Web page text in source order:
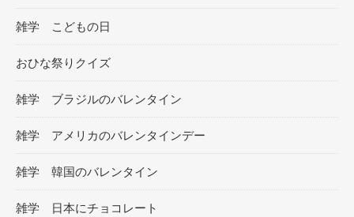
雑学 こどもの日
おひな祭りクイズ
雑学 ブラジルのバレンタイン
雑学 アメリカのバレンタインデー
雑学 韓国のバレンタイン
雑学 日本にチョコレート